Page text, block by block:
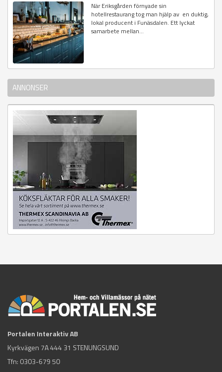
När Eriksgården förnyade sin
hotellrestaurang tog man hjälp av en duktig,
lokal producent i Funäsdalen. Ett lyckat
samarbete mellan...
ANNONSER
Portalen Interaktiv AB
Kyrkvägen 7A 444 31 STENUNGSUND
Tfn: 0303-679 50